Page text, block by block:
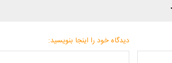
دیدگاه خود را اینجا بنویسید: